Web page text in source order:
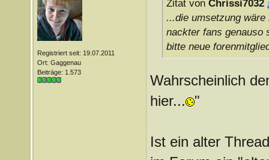
Registriert seit: 19.07.2011
Ort: Gaggenau
Beiträge: 1.573
Zitat von Chrissi7032
...die umsetzung
nackter fans genauso
bitte neue
Wahrscheinlich
hier...
"
Ist ein alter